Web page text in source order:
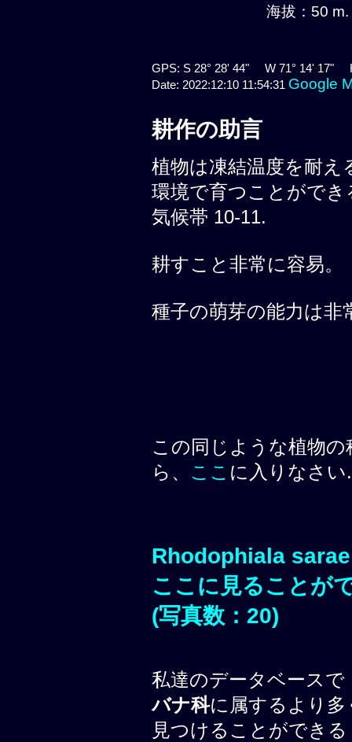
海拔：50
GPS: S 28° 28' 44" W 71° 14' 17"
Date: 2022:12:10 11:54:31 Google
耕作の助言
植物は凍結温度を耐
環境で育つことができ
気候帯 10-11.
耕すこと非常に容易。
種子の萌芽の能力は非
この同じような植物
ら、 ここ に入りなさい.
Rhodophiala
ここに見ることが
(写真数：20)
私達のデータベース
バナ科に属するより多
見つけることができる